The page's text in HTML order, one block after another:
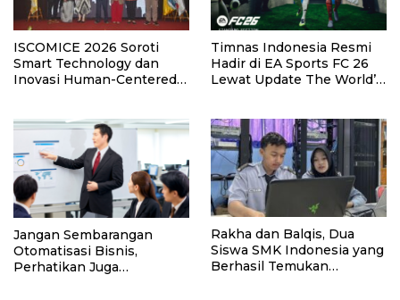
ISCOMICE 2026 Soroti
Smart Technology dan
Inovasi Human-Centered
Timnas Indonesia Resmi
Hadir di EA Sports FC 26
Lewat Update The World’s
Jangan Sembarangan
Otomatisasi Bisnis,
Perhatikan Juga
Rakha dan Balqis, Dua
Siswa SMK Indonesia yang
Berhasil Temukan